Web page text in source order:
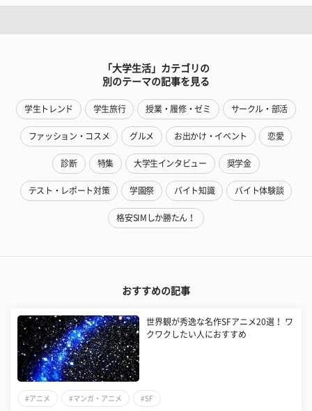
「大学生活」カテゴリの
別のテーマの記事を見る
学生トレンド 学生旅行 授業・履修・ゼミ サークル・部活
ファッション・コスメ グルメ お出かけ・イベント 恋愛
診断 特集 大学生インタビュー 奨学金
テスト・レポート対策 学園祭 バイト知識 バイト体験談
格安SIMしか勝たん！
おすすめの記事
世界観が秀逸な名作SFアニメ20選！ ワ
クワクしたい人におすすめ
#アニメ #マンガ・アニメ #SF